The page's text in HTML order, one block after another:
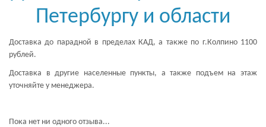
Петербургу и области
Доставка до парадной в пределах КАД, а также по г.Колпино 1100
рублей.
Доставка в другие населенные пункты, а также подъем на этаж
уточняйте у менеджера.
Пока нет ни одного отзыва...